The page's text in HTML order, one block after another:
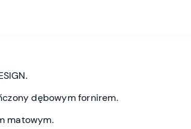
dębowym fornirem.
matowym.